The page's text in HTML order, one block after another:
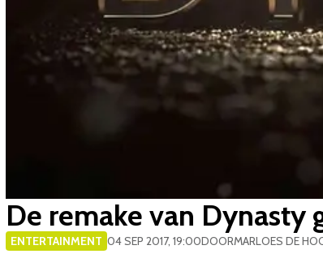
De remake van Dynasty
ENTERTAINMENT 04 SEP 2017, 19:00DOORMARLOES DE